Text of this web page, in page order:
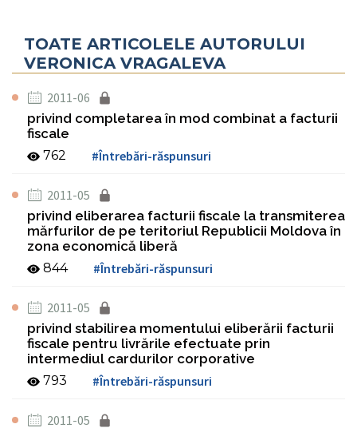
TOATE ARTICOLELE AUTORULUI
VERONICA VRAGALEVA
2011-06
privind completarea în mod combinat a facturii
fiscale
762 #Întrebări-răspunsuri
2011-05
privind eliberarea facturii fiscale la transmiterea
mărfurilor de pe teritoriul Republicii Moldova în
zona economică liberă
844 #Întrebări-răspunsuri
2011-05
privind stabilirea momentului eliberării facturii
fiscale pentru livrările efectuate prin
intermediul cardurilor corporative
793 #Întrebări-răspunsuri
2011-05